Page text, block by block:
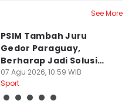
See More
PSIM Tambah Juru
Gedor Paraguay,
Berharap Jadi Solusi
Minimnya Pencetak Gol
07 Agu 2026, 10:59 WIB
Sport